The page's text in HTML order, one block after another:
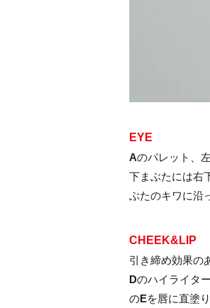
EYE
Aのパレット、
下まぶたには右
ぶたのキワに沿
CHEEK&LIP
引き締め効果の
Dのハイライタ
のEを唇に直塗り